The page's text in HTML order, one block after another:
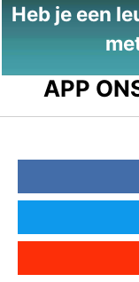
Heb je een
APP